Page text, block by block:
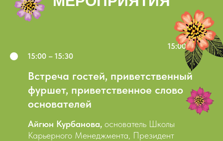
15:00 – 15:30
15:00 – 15:30
Встреча гостей, приветственный
фуршет, приветственное слово
основателей
Айгюн Курбанова, основатель Школы
Карьерного Менеджмента, Президент